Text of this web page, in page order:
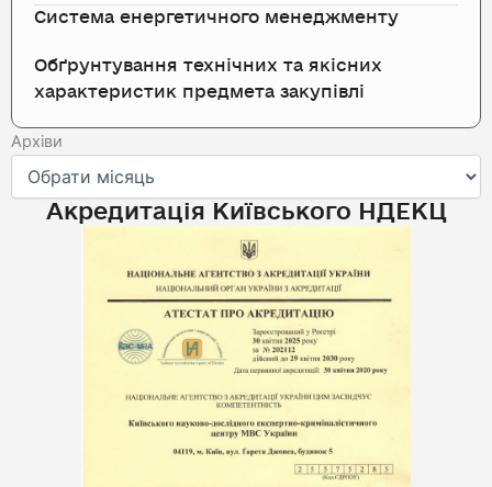
Система енергетичного менеджменту
Обґрунтування технічних та якісних
характеристик предмета закупівлі
Архіви
Архіви
Акредитація Київського НДЕКЦ